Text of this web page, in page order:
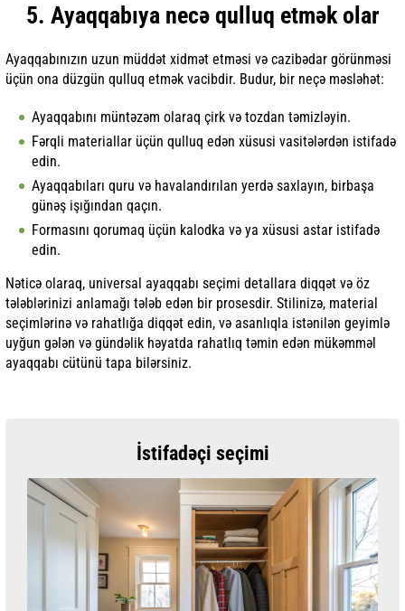
5. Ayaqqabıya necə qulluq etmək olar
Ayaqqabınızın uzun müddət xidmət etməsi və cazibədar görünməsi
üçün ona düzgün qulluq etmək vacibdir. Budur, bir neçə məsləhət:
Ayaqqabını müntəzəm olaraq çirk və tozdan təmizləyin.
Fərqli materiallar üçün qulluq edən xüsusi vasitələrdən istifadə
edin.
Ayaqqabıları quru və havalandırılan yerdə saxlayın, birbaşa
günəş işığından qaçın.
Formasını qorumaq üçün kalodka və ya xüsusi astar istifadə
edin.
Nəticə olaraq, universal ayaqqabı seçimi detallara diqqət və öz
tələblərinizi anlamağı tələb edən bir prosesdir. Stilinizə, material
seçimlərinə və rahatlığa diqqət edin, və asanlıqla istənilən geyimlə
uyğun gələn və gündəlik həyatda rahatlıq təmin edən mükəmməl
ayaqqabı cütünü tapa bilərsiniz.
İstifadəçi seçimi